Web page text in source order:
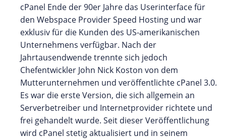
cPanel Ende der 90er Jahre das Userinterface für
den Webspace Provider Speed Hosting und war
exklusiv für die Kunden des US-amerikanischen
Unternehmens verfügbar. Nach der
Jahrtausendwende trennte sich jedoch
Chefentwickler John Nick Koston von dem
Mutterunternehmen und veröffentlichte cPanel 3.0.
Es war die erste Version, die sich allgemein an
Serverbetreiber und Internetprovider richtete und
frei gehandelt wurde. Seit dieser Veröffentlichung
wird cPanel stetig aktualisiert und in seinem